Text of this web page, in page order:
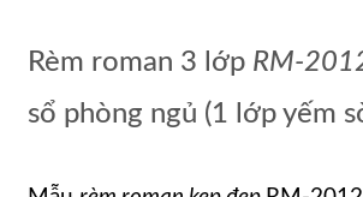
Rèm roman 3 lớp RM-
sổ phòng ngủ (1 lớp yếm